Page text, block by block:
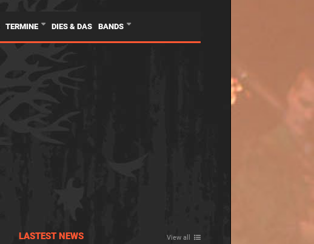
TERMINE DIES & DAS BANDS
LASTEST NEWS View all